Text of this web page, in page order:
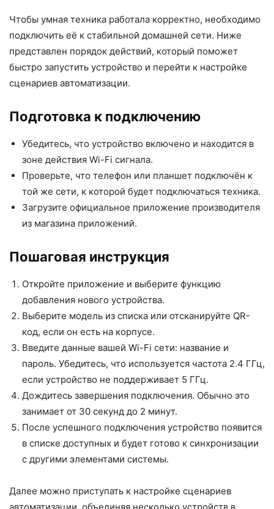
Чтобы умная техника работала корректно, необходимо
подключить её к стабильной домашней сети. Ниже
представлен порядок действий, который поможет
быстро запустить устройство и перейти к настройке
сценариев автоматизации.
Подготовка к подключению
Убедитесь, что устройство включено и находится в
зоне действия Wi-Fi сигнала.
Проверьте, что телефон или планшет подключён к
той же сети, к которой будет подключаться техника.
Загрузите официальное приложение производителя
из магазина приложений.
Пошаговая инструкция
Откройте приложение и выберите функцию
добавления нового устройства.
Выберите модель из списка или отсканируйте QR-
код, если он есть на корпусе.
Введите данные вашей Wi-Fi сети: название и
пароль. Убедитесь, что используется частота 2.4 ГГц,
если устройство не поддерживает 5 ГГц.
Дождитесь завершения подключения. Обычно это
занимает от 30 секунд до 2 минут.
После успешного подключения устройство появится
в списке доступных и будет готово к синхронизации
с другими элементами системы.
Далее можно приступать к настройке сценариев